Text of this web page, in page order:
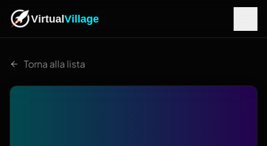
VirtualVillage
Torna alla lista